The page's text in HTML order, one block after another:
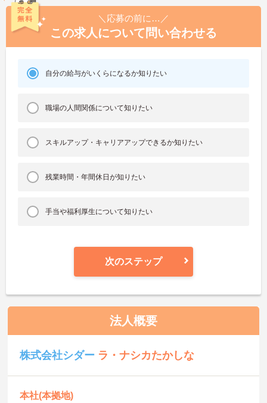
＼応募の前に…／
この求人について問い合わせる
自分の給与がいくらになるか知りたい
職場の人間関係について知りたい
スキルアップ・キャリアアップできるか知りたい
残業時間・年間休日が知りたい
手当や福利厚生について知りたい
次のステップ
法人概要
株式会社シダー ラ・ナシカたかしな
本社(本拠地)